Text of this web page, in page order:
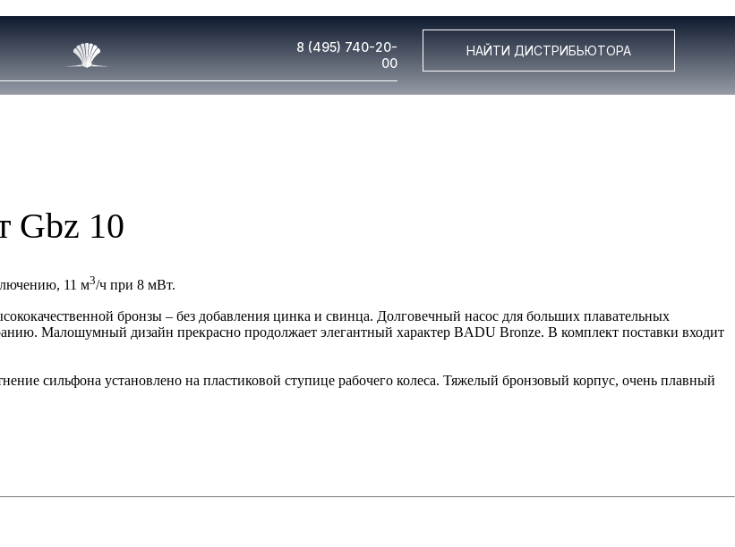
8 (495) 740-20-
00
НАЙТИ ДИСТРИБЬЮТОРА
Gbz 10
11 м3/ч при 8 мВт.
бронзы – без добавления цинка и свинца. Долговечный насос для больших плавательных
Малошумный дизайн прекрасно продолжает элегантный характер BADU Bronze. В комплект поставки входит
сильфона установлено на пластиковой ступице рабочего колеса. Тяжелый бронзовый корпус, очень плавный